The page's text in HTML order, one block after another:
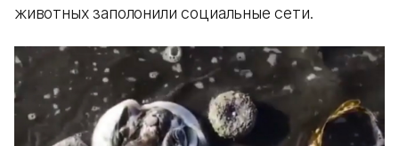
животных заполонили социальные сети.